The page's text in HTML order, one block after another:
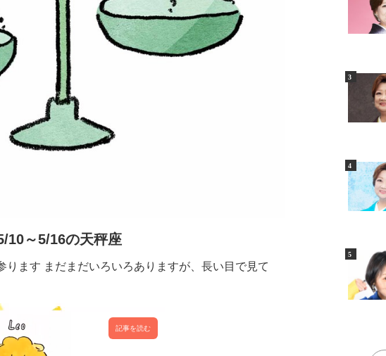
10～5/16の天秤座
ります まだまだいろいろありますが、長い目で見て
記事を読む